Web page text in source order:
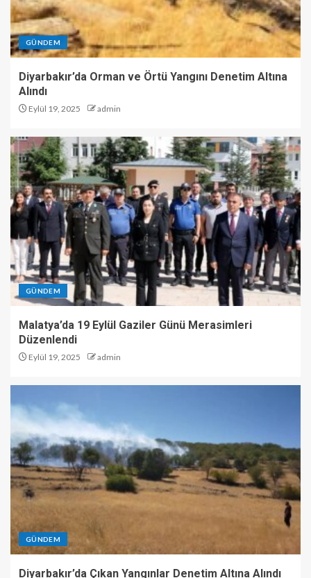
GÜNDEM
Diyarbakır’da Orman ve Örtü Yangını Denetim Altına
Alındı
Eylül 19, 2025 admin
GÜNDEM
Malatya’da 19 Eylül Gaziler Günü Merasimleri
Düzenlendi
Eylül 19, 2025 admin
GÜNDEM
Diyarbakır’da Çıkan Yangınlar Denetim Altına Alındı